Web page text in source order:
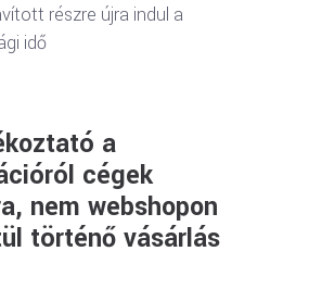
részre újra indul a
idő
a
cégek
nem webshopon
történő vásárlás